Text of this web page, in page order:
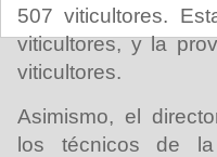
507 viticultores.
viticultores, y la
viticultores.
Asimismo, el
los técnicos de